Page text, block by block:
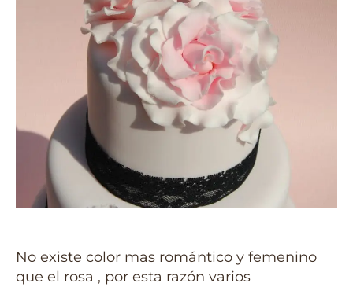
No existe color mas romántico y femenino
que el rosa , por esta razón varios